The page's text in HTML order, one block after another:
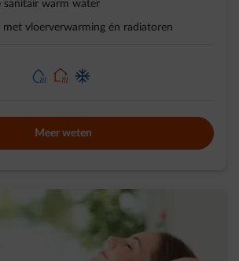
sanitair warm water
met vloerverwarming én radiatoren
element-heating-water element-home-heating element-home-cooling
Meer weten